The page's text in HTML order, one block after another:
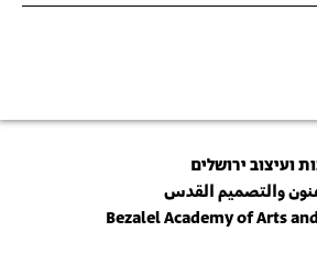
ועיצוב ירושלים
والتصميم القدس
Bezalel Academy of Arts